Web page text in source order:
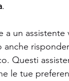
.
a un
Questi
le tue